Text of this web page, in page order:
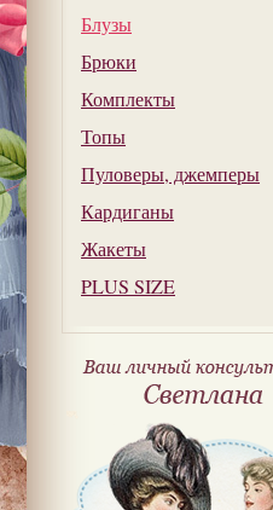
Блузы
Брюки
Комплекты
Топы
Пуловеры, джемперы
Кардиганы
Жакеты
PLUS SIZE